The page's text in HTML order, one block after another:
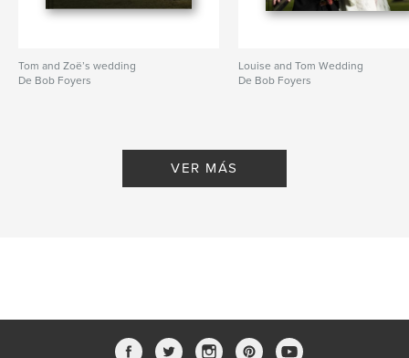
Tom and Zoë’s wedding
De Bob Foyers
Louise and Tom Wedding
De Bob Foyers
VER MÁS